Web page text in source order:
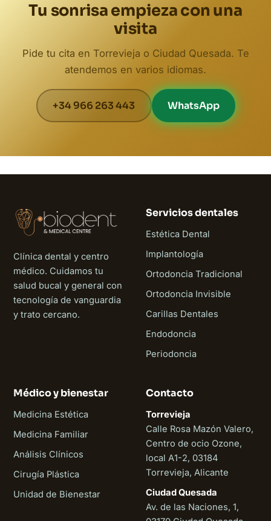
Tu sonrisa empieza con una
visita
Pide tu cita en Torrevieja o Ciudad Quesada. Te
atendemos en varios idiomas.
+34 966 263 443 WhatsApp
Clínica dental y centro
médico. Cuidamos tu
salud bucal y general con
tecnología de vanguardia
y trato cercano.
Servicios dentales
Estética Dental
Implantología
Ortodoncia Tradicional
Ortodoncia Invisible
Carillas Dentales
Endodoncia
Periodoncia
Médico y bienestar
Medicina Estética
Medicina Familiar
Análisis Clínicos
Cirugía Plástica
Unidad de Bienestar
Contacto
Torrevieja
Calle Rosa Mazón Valero,
Centro de ocio Ozone,
local A1-2, 03184
Torrevieja, Alicante
Ciudad Quesada
Av. de las Naciones, 1,